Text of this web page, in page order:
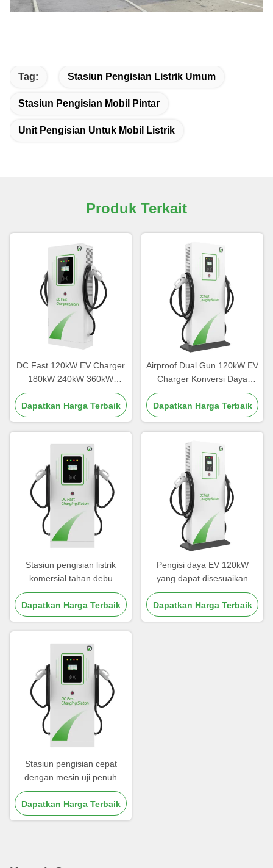
Tag: Stasiun Pengisian Listrik Umum
Stasiun Pengisian Mobil Pintar
Unit Pengisian Untuk Mobil Listrik
Produk Terkait
DC Fast 120kW EV Charger
180kW 240kW 360kW
Dengan Perlindungan IP54
Dapatkan Harga Terbaik
Airproof Dual Gun 120kW EV
Charger Konversi Daya
Efisiensi Tinggi
Dapatkan Harga Terbaik
Stasiun pengisian listrik
komersial tahan debu
dipasang di lantai
Dapatkan Harga Terbaik
Pengisi daya EV 120kW
yang dapat disesuaikan
CCS1 CCS2 CHAdemo GBT
Dengan Sertifikasi CE Dual
Port
Dapatkan Harga Terbaik
Stasiun pengisian cepat
dengan mesin uji penuh
Dapatkan Harga Terbaik